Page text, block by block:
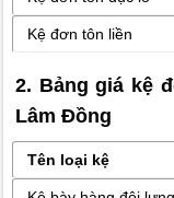
Kệ đơn tôn liền
2. Bảng giá kệ
Lâm Đồng
Tên loại kệ